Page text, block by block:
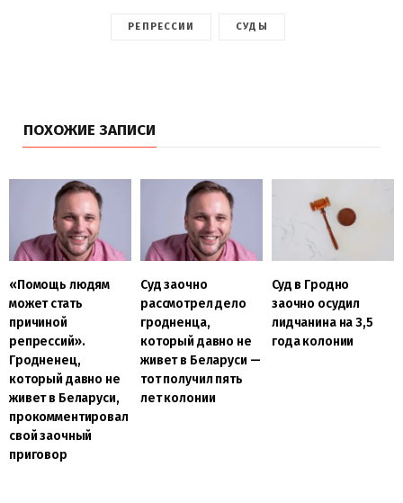
РЕПРЕССИИ СУДЫ
ПОХОЖИЕ ЗАПИСИ
«Помощь людям
может стать
причиной
репрессий».
Гродненец,
который давно не
живет в Беларуси,
прокомментировал
свой заочный
приговор
Cуд заочно
рассмотрел дело
гродненца,
который давно не
живет в Беларуси —
тот получил пять
лет колонии
Суд в Гродно
заочно осудил
лидчанина на 3,5
года колонии